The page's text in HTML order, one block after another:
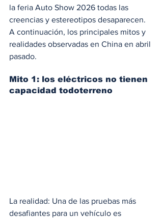
la feria Auto Show 2026 todas las
creencias y estereotipos desaparecen.
A continuación, los principales mitos y
realidades observadas en China en abril
pasado.
Mito 1: los eléctricos no tienen
capacidad todoterreno
La realidad: Una de las pruebas más
desafiantes para un vehículo es